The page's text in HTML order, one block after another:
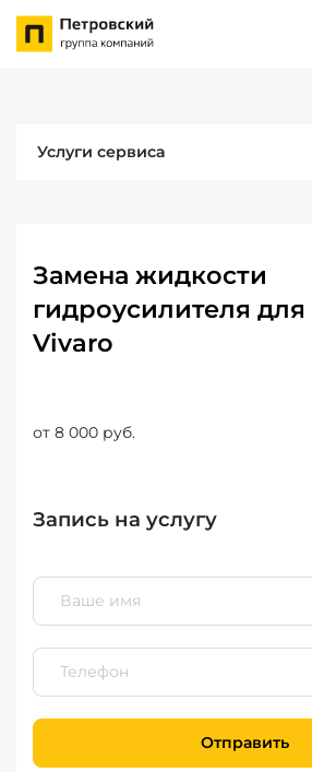
Услуги сервиса
Замена жидкости
гидроусилителя для
Vivaro
от 8 000 руб.
Запись на услугу
Отправить